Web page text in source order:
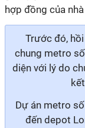
hợp đồng của
Trước đó,
chung metro
diện với lý do
Dự án metro
đến depot